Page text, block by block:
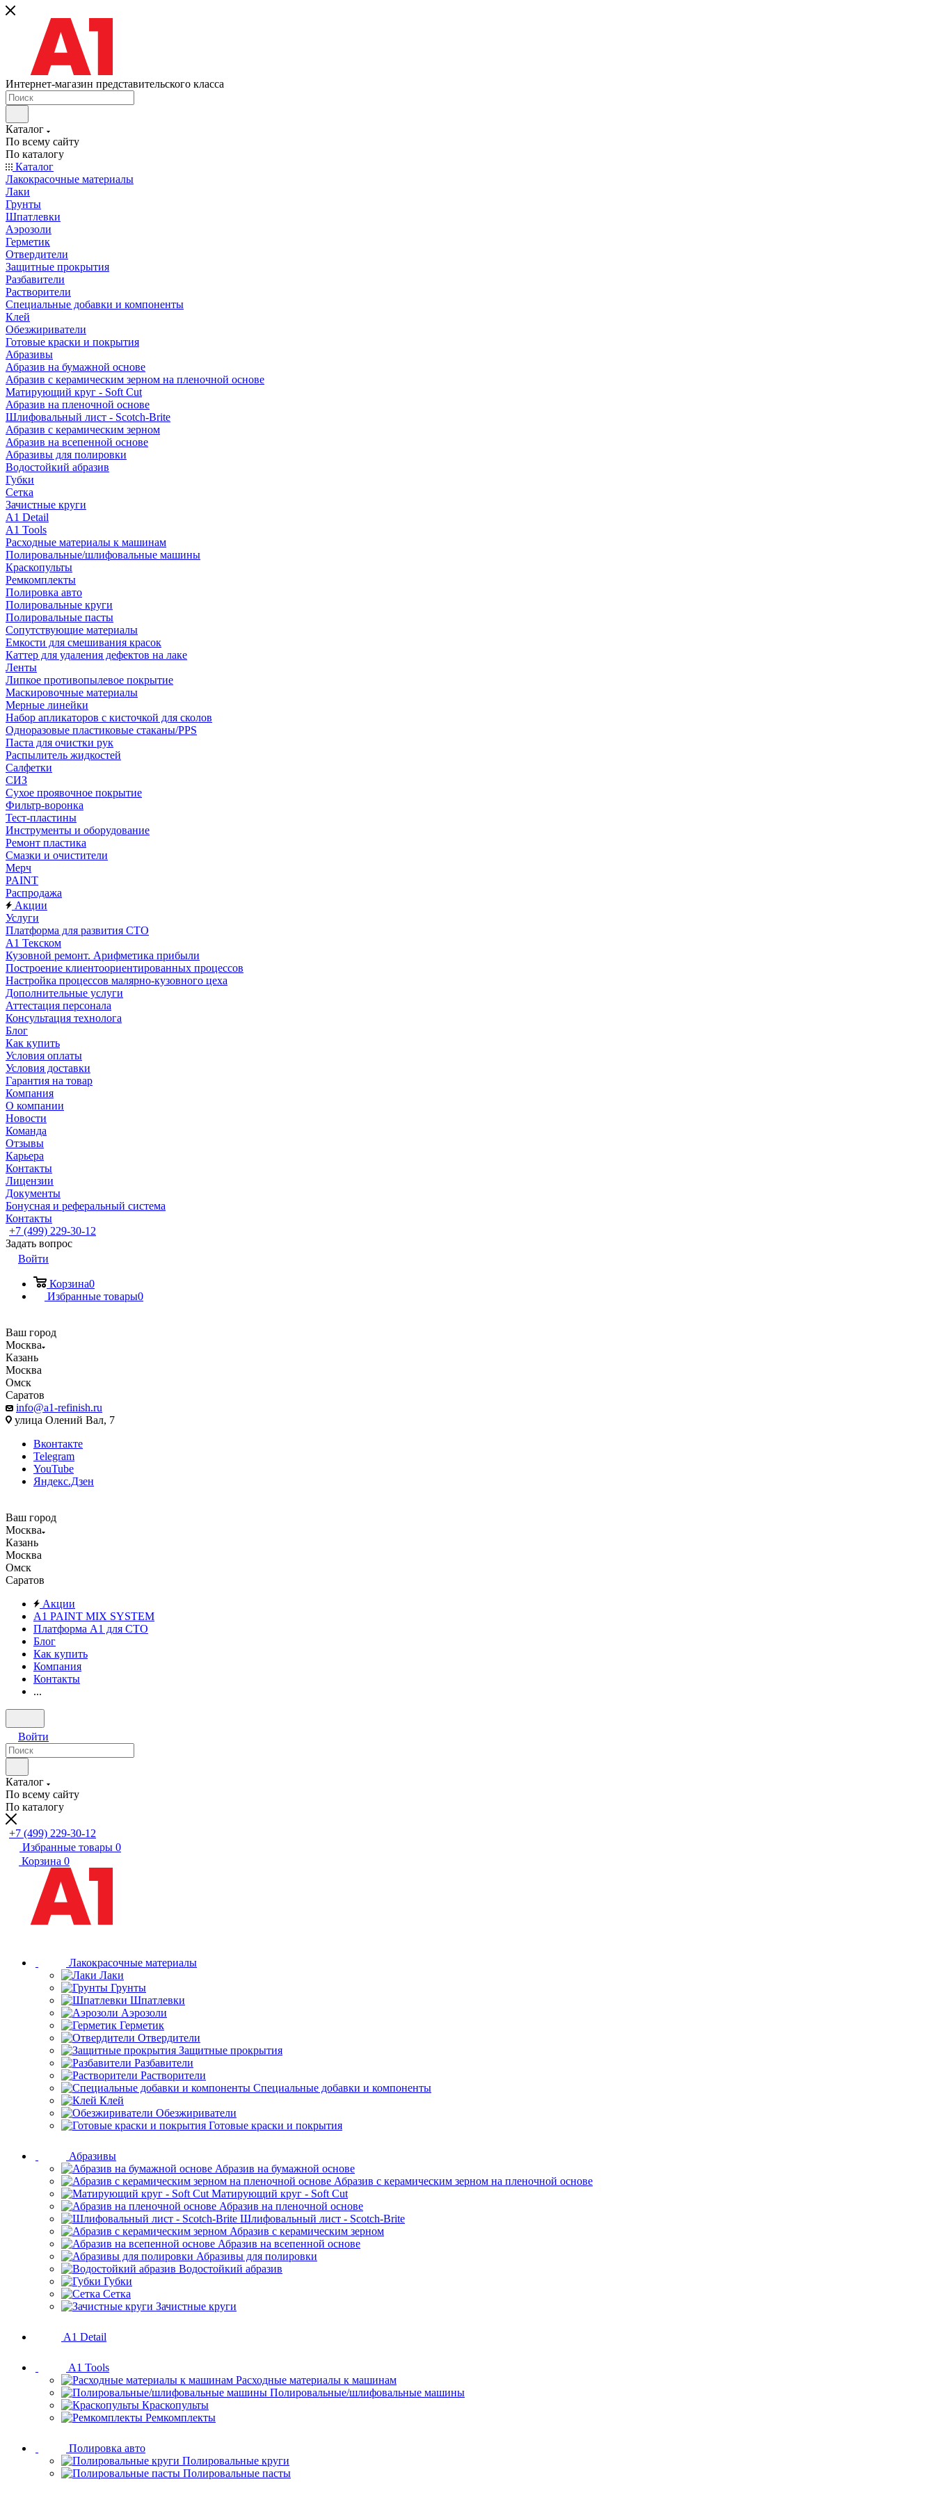
Интернет-магазин представительского класса
Каталог
По всему сайту
По каталогу
Каталог
Лакокрасочные материалы
Лаки
Грунты
Шпатлевки
Аэрозоли
Герметик
Отвердители
Защитные прокрытия
Разбавители
Растворители
Специальные добавки и компоненты
Клей
Обезжириватели
Готовые краски и покрытия
Абразивы
Абразив на бумажной основе
Абразив с керамическим зерном на пленочной основе
Матирующий круг - Soft Cut
Абразив на пленочной основе
Шлифовальный лист - Scotch-Brite
Абразив с керамическим зерном
Абразив на всепенной основе
Абразивы для полировки
Водостойкий абразив
Губки
Сетка
Зачистные круги
A1 Detail
A1 Tools
Расходные материалы к машинам
Полировальные/шлифовальные машины
Краскопульты
Ремкомплекты
Полировка авто
Полировальные круги
Полировальные пасты
Сопутствующие материалы
Емкости для смешивания красок
Каттер для удаления дефектов на лаке
Ленты
Липкое противопылевое покрытие
Маскировочные материалы
Мерные линейки
Набор апликаторов с кисточкой для сколов
Одноразовые пластиковые стаканы/PPS
Паста для очистки рук
Распылитель жидкостей
Салфетки
СИЗ
Сухое проявочное покрытие
Фильтр-воронка
Тест-пластины
Инструменты и оборудование
Ремонт пластика
Смазки и очистители
Мерч
PAINT
Распродажа
Акции
Услуги
Платформа для развития СТО
А1 Текском
Кузовной ремонт. Арифметика прибыли
Построение клиентоориентированных процессов
Настройка процессов малярно-кузовного цеха
Дополнительные услуги
Аттестация персонала
Консультация технолога
Блог
Как купить
Условия оплаты
Условия доставки
Гарантия на товар
Компания
О компании
Новости
Команда
Отзывы
Карьера
Контакты
Лицензии
Документы
Бонусная и реферальный система
Контакты
+7 (499) 229-30-12
Задать вопрос
Войти
Корзина0
Избранные товары0
Ваш город
Москва
Казань
Москва
Омск
Саратов
info@a1-refinish.ru
улица Олений Вал, 7
Вконтакте
Telegram
YouTube
Яндекс.Дзен
Ваш город
Москва
Казань
Москва
Омск
Саратов
Акции
A1 PAINT MIX SYSTEM
Платформа А1 для СТО
Блог
Как купить
Компания
Контакты
...
Войти
Каталог
По всему сайту
По каталогу
+7 (499) 229-30-12
Избранные товары 0
Корзина 0
Лакокрасочные материалы
Лаки
Грунты
Шпатлевки
Аэрозоли
Герметик
Отвердители
Защитные прокрытия
Разбавители
Растворители
Специальные добавки и компоненты
Клей
Обезжириватели
Готовые краски и покрытия
Абразивы
Абразив на бумажной основе
Абразив с керамическим зерном на пленочной основе
Матирующий круг - Soft Cut
Абразив на пленочной основе
Шлифовальный лист - Scotch-Brite
Абразив с керамическим зерном
Абразив на всепенной основе
Абразивы для полировки
Водостойкий абразив
Губки
Сетка
Зачистные круги
A1 Detail
A1 Tools
Расходные материалы к машинам
Полировальные/шлифовальные машины
Краскопульты
Ремкомплекты
Полировка авто
Полировальные круги
Полировальные пасты